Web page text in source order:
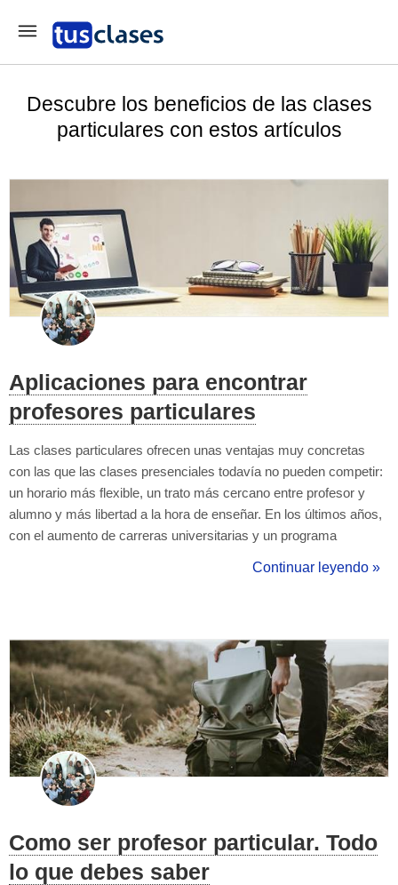
Descubre los beneficios de las clases
particulares con estos artículos
Aplicaciones para encontrar
profesores particulares
Las clases particulares ofrecen unas ventajas muy concretas
con las que las clases presenciales todavía no pueden competir:
un horario más flexible, un trato más cercano entre profesor y
alumno y más libertad a la hora de enseñar. En los últimos años,
con el aumento de carreras universitarias y un programa
alumnos van en busca de un profesor particular ideal que les
Continuar leyendo »
Como ser profesor particular. Todo
lo que debes saber